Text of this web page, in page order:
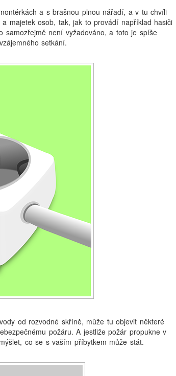
a s brašnou plnou nářadí, a v tu chvíli
majetek osob, tak, jak to provádí například hasiči
samozřejmě není vyžadováno, a toto je spíše
setkání.
od rozvodné skříně, může tu objevit některé
požáru. A jestliže požár propukne v
co se s vaším příbytkem může stát.